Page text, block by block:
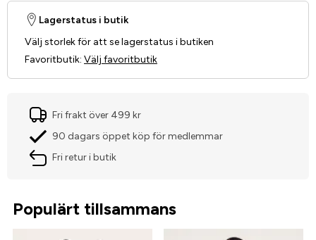
Lagerstatus i butik
Välj storlek för att se lagerstatus i butiken
Favoritbutik: Välj favoritbutik
Fri frakt över 499 kr
90 dagars öppet köp för medlemmar
Fri retur i butik
Populärt tillsammans